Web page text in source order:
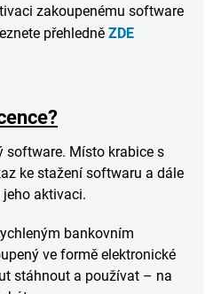
zakoupenému software
přehledně ZDE
software. Místo krabice s
ke stažení softwaru a dále
aktivaci.
bankovním
ve formě elektronické
stáhnout a používat – na